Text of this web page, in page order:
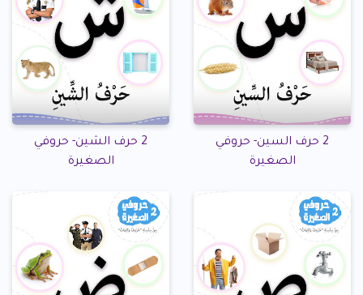
2 حرف السين- حروفي
الصغيرة
2 حرف الشين- حروفي
الصغيرة